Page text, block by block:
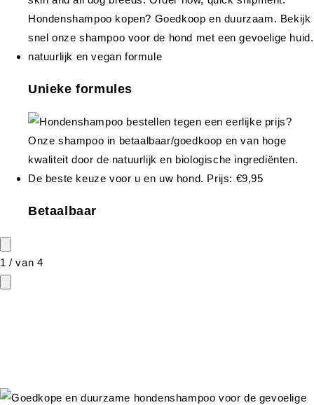
Unieke formules
Betaalbaar
1 /van 4